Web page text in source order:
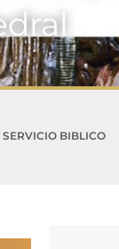
SERVICIO BIBLICO